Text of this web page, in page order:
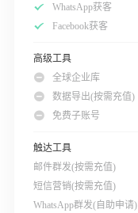
WhatsApp获客
Facebook获客
高级工具
全球企业库
数据导出(按需充值)
免费子账号
触达工具
邮件群发(按需充值)
短信营销(按需充值)
WhatsApp群发(自助申请)